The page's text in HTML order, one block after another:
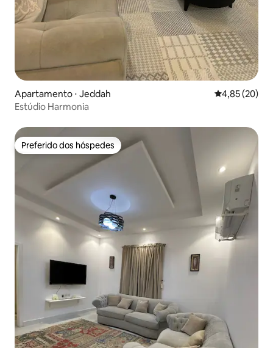
Apartamento ⋅ Jeddah 4,85 de uma
4,85 (20)
Estúdio Harmonia
Preferido dos hóspedes
Preferido dos hóspedes